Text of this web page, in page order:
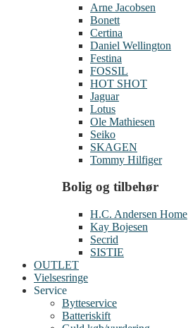
Arne Jacobsen
Bonett
Certina
Daniel Wellington
Festina
FOSSIL
HOT SHOT
Jaguar
Lotus
Ole Mathiesen
Seiko
SKAGEN
Tommy Hilfiger
Bolig og tilbehør
H.C. Andersen Home
Kay Bojesen
Secrid
SISTIE
OUTLET
Vielsesringe
Service
Bytteservice
Batteriskift